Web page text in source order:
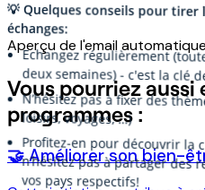
💡 Quelques conseils pour
échanges:
Echangez régulièrement
deux semaines) - c'est la clé
N’hésitez pas à fixer des
loisirs, voyages, …)
Profitez-en pour découvrir
n’hésitez pas à partager
vos pays respectifs!
Aperçu de l'email
Vous pourriez aussi
programmes :
🤝 Améliorer son bien-